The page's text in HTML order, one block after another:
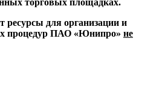
торговых площадках.
ресурсы для организации и
процедур ПАО «Юнипро» не